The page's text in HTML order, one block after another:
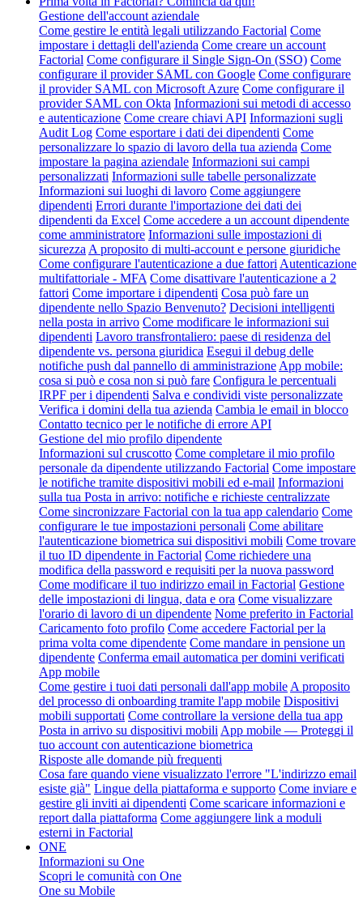
Gestione dell'account aziendale
Come gestire le entità legali utilizzando Factorial Come
impostare i dettagli dell'azienda Come creare un account
Factorial Come configurare il Single Sign-On (SSO) Come
configurare il provider SAML con Google Come configurare
il provider SAML con Microsoft Azure Come configurare il
provider SAML con Okta Informazioni sui metodi di accesso
e autenticazione Come creare chiavi API Informazioni sugli
Audit Log Come esportare i dati dei dipendenti Come
personalizzare lo spazio di lavoro della tua azienda Come
impostare la pagina aziendale Informazioni sui campi
personalizzati Informazioni sulle tabelle personalizzate
Informazioni sui luoghi di lavoro Come aggiungere
dipendenti Errori durante l'importazione dei dati dei
dipendenti da Excel Come accedere a un account dipendente
come amministratore Informazioni sulle impostazioni di
sicurezza A proposito di multi-account e persone giuridiche
Come configurare l'autenticazione a due fattori Autenticazione
multifattoriale - MFA Come disattivare l'autenticazione a 2
fattori Come importare i dipendenti Cosa può fare un
dipendente nello Spazio Benvenuto? Decisioni intelligenti
nella posta in arrivo Come modificare le informazioni sui
dipendenti Lavoro transfrontaliero: paese di residenza del
dipendente vs. persona giuridica Esegui il debug delle
notifiche push dal pannello di amministrazione App mobile:
cosa si può e cosa non si può fare Configura le percentuali
IRPF per i dipendenti Salva e condividi viste personalizzate
Verifica i domini della tua azienda Cambia le email in blocco
Contatto tecnico per le notifiche di errore API
Gestione del mio profilo dipendente
Informazioni sul cruscotto Come completare il mio profilo
personale da dipendente utilizzando Factorial Come impostare
le notifiche tramite dispositivi mobili ed e-mail Informazioni
sulla tua Posta in arrivo: notifiche e richieste centralizzate
Come sincronizzare Factorial con la tua app calendario Come
configurare le tue impostazioni personali Come abilitare
l'autenticazione biometrica sui dispositivi mobili Come trovare
il tuo ID dipendente in Factorial Come richiedere una
modifica della password e requisiti per la nuova password
Come modificare il tuo indirizzo email in Factorial Gestione
delle impostazioni di lingua, data e ora Come visualizzare
l'orario di lavoro di un dipendente Nome preferito in Factorial
Caricamento foto profilo Come accedere Factorial per la
prima volta come dipendente Come mandare in pensione un
dipendente Conferma email automatica per domini verificati
App mobile
Come gestire i tuoi dati personali dall'app mobile A proposito
del processo di onboarding tramite l'app mobile Dispositivi
mobili supportati Come controllare la versione della tua app
Posta in arrivo su dispositivi mobili App mobile — Proteggi il
tuo account con autenticazione biometrica
Risposte alle domande più frequenti
Cosa fare quando viene visualizzato l'errore "L'indirizzo email
esiste già" Lingue della piattaforma e supporto Come inviare e
gestire gli inviti ai dipendenti Come scaricare informazioni e
report dalla piattaforma Come aggiungere link a moduli
esterni in Factorial
ONE
Informazioni su One
Scopri le comunità con One
One su Mobile